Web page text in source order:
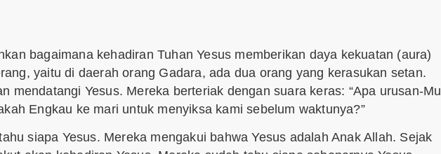
bagaimana kehadiran Tuhan Yesus memberikan daya kekuatan (aura)
yaitu di daerah orang Gadara, ada dua orang yang kerasukan setan.
mendatangi Yesus. Mereka berteriak dengan suara keras: “Apa urusan-Mu
Engkau ke mari untuk menyiksa kami sebelum waktunya?”
siapa Yesus. Mereka mengakui bahwa Yesus adalah Anak Allah. Sejak